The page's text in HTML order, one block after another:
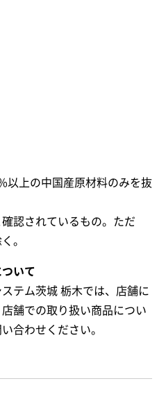
以上の中国産原材料のみを抜
認されているもの。ただ
。
いて
テム茨城 栃木では、店舗に
舗での取り扱い商品につい
合わせください。